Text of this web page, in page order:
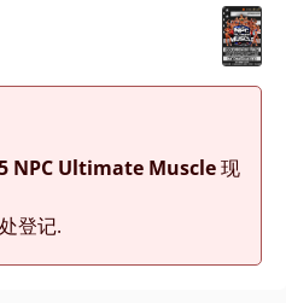
NPC Ultimate Muscle现
登记.